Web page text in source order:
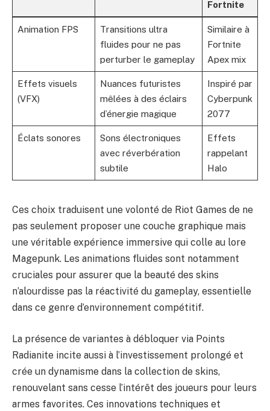
Fortnite
Animation FPS
Transitions ultra
fluides pour ne pas
perturber le gameplay
Similaire à
Fortnite
Apex mix
Effets visuels
(VFX)
Nuances futuristes
mêlées à des éclairs
d’énergie magique
Inspiré par
Cyberpunk
2077
Éclats sonores
Sons électroniques
avec réverbération
subtile
Effets
rappelant
Halo
Ces choix traduisent une volonté de Riot Games de ne
pas seulement proposer une couche graphique mais
une véritable expérience immersive qui colle au lore
Magepunk. Les animations fluides sont notamment
cruciales pour assurer que la beauté des skins
n’alourdisse pas la réactivité du gameplay, essentielle
dans ce genre d’environnement compétitif.
La présence de variantes à débloquer via Points
Radianite incite aussi à l’investissement prolongé et
crée un dynamisme dans la collection de skins,
renouvelant sans cesse l’intérêt des joueurs pour leurs
armes favorites. Ces innovations techniques et